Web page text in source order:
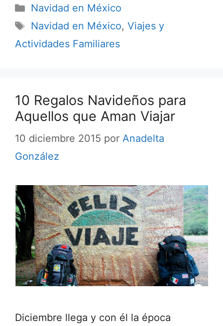
Categorías
Navidad en México
Etiquetas
Navidad en México, Viajes y
Actividades Familiares
10 Regalos Navideños para
Aquellos que Aman Viajar
10 diciembre 2015 por Anadelta
González
Diciembre llega y con él la época